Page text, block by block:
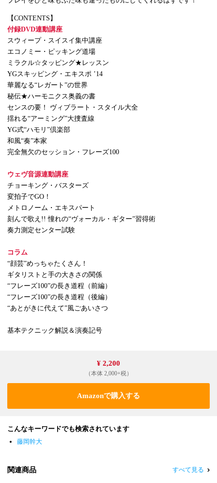
【CONTENTS】
付録DVD連動講座
スウィープ・スイスイ集中講座
エコノミー・ピッキング道場
ミラクル☆タッピング★レッスン
YGスキッピング・エキスポ ’14
華麗なる“レガート”の世界
秘伝★ハーモニクス奥義の書
センスの要！ ヴィブラート・スタイル大全
揺れる“アーミング”大捜査線
YG式“ハモリ”倶楽部
和風“奏”本家
完全無欠のセッション・フレーズ100
ウェヴ音源連動講座
チョーキング・バスターズ
変拍子でGO！
メトロノーム・エキスパート
刻んで歌え!! 憧れの“ヴォーカル・ギター”習得術
奏力測定センター試験
コラム
“顔芸”めっちゃたくさん！
ギタリストと手の大きさの関係
“フレーズ100”の長き道程（前編）
“フレーズ100”の長き道程（後編）
“あとがきに代えて”風ごあいさつ
基本テクニック解説＆演奏記号
¥ 2,200
（本体 2,000+税）
Amazonで購入する
こんなキーワードでも検索されています
藤岡幹大
関連商品 すべて見る